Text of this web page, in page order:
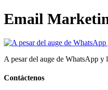
Email
A pesar del auge de WhatsApp y
Contáctenos